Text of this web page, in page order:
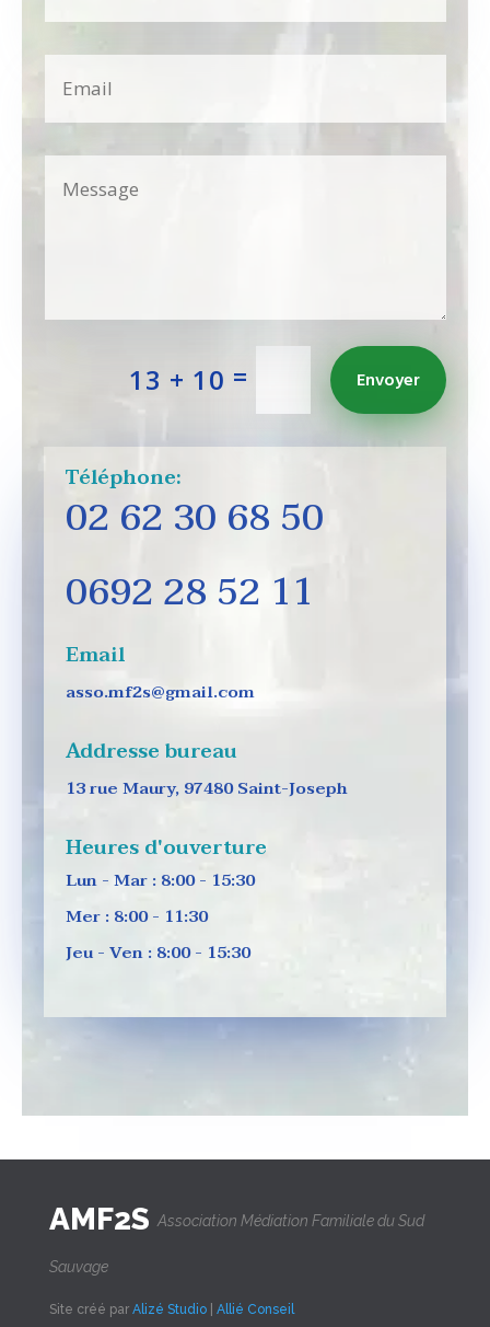
13 + 10 = Envoyer
Téléphone:
02 62 30 68 50
0692 28 52 11
Email
asso.mf2s@gmail.com
Addresse bureau
13 rue Maury, 97480 Saint-Joseph
Heures d'ouverture
Lun - Mar : 8:00 - 15:30
Mer : 8:00 - 11:30
Jeu - Ven : 8:00 - 15:30
AMF2S Association Médiation Familiale du Sud
Sauvage
Site créé par Alizé Studio| Allié Conseil